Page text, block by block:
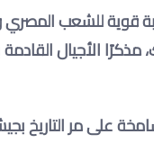
عظيما لمصر، وتجربة
الأجيال
على مر التاريخ